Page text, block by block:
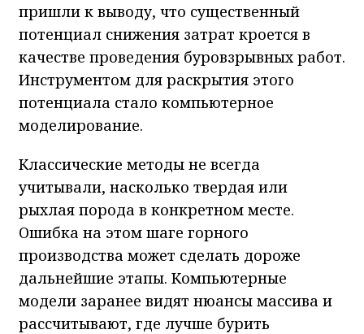
пришли к выводу, что существенный
потенциал снижения затрат кроется в
качестве проведения буровзрывных работ.
Инструментом для раскрытия этого
потенциала стало компьютерное
моделирование.
Классические методы не всегда
учитывали, насколько твердая или
рыхлая порода в конкретном месте.
Ошибка на этом шаге горного
производства может сделать дороже
дальнейшие этапы. Компьютерные
модели заранее видят нюансы массива и
рассчитывают, где лучше бурить